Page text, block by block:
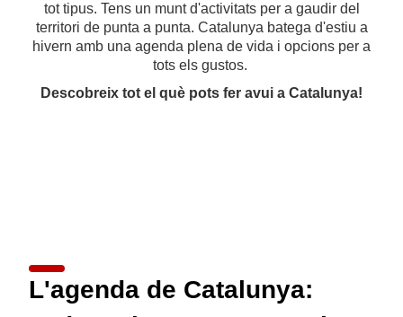
tot tipus. Tens un munt d'activitats per a gaudir del
territori de punta a punta. Catalunya batega d'estiu a
hivern amb una agenda plena de vida i opcions per a
tots els gustos.
Descobreix tot el què pots fer avui a Catalunya!
L'agenda de Catalunya: